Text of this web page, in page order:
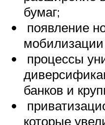
бумаг;
появление
процессы
банков и
которые